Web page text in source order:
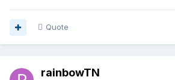
Quote
rainbowTN